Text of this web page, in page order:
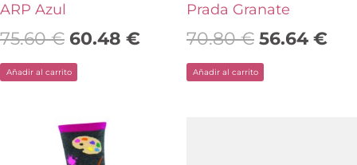
ARP Azul
75.60€ 60.48 €
Añadir al carrito
Prada Granate
70.80€ 56.64 €
Añadir al carrito
producto